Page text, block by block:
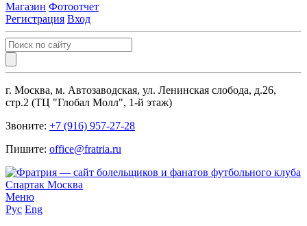
Магазин Фотоотчет
Регистрация Вход
г. Москва, м. Автозаводская, ул. Ленинская слобода, д.26,
стр.2 (ТЦ "Глобал Молл", 1-й этаж)
Звоните: +7 (916) 957-27-28
Пишите: office@fratria.ru
Меню
Рус Eng